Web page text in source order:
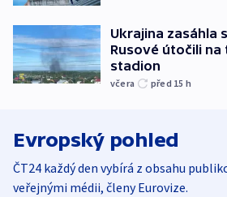
Ukrajina zasáhla
Rusové útočili na
stadion
včera před 15 h
Evropský pohled
ČT24 každý den vybírá z obsahu
veřejnými médii, členy Eurovize.